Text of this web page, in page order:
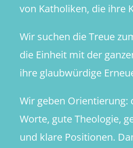
von Katholiken, die ihre
Wir suchen die Treue
die Einheit mit der
ihre glaubwürdige
Wir geben Orientierung:
Worte, gute Theologie,
und klare Positionen.